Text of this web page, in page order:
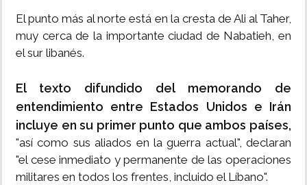
El punto más al norte está en la cresta de Ali al Taher,
muy cerca de la importante ciudad de Nabatieh, en
el sur libanés.
El texto difundido del memorando de
entendimiento entre Estados Unidos e Irán
incluye en su primer punto que ambos países,
"así como sus aliados en la guerra actual", declaran
"el cese inmediato y permanente de las operaciones
militares en todos los frentes, incluido el Líbano".